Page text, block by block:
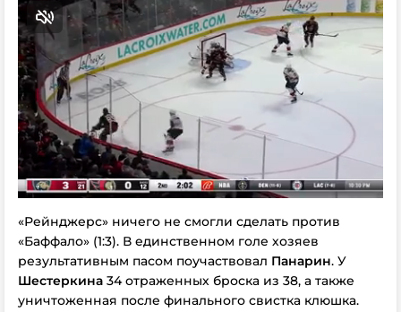
«Рейнджерс» ничего не смогли сделать против
«Баффало» (1:3). В единственном голе хозяев
результативным пасом поучаствовал Панарин. У
Шестеркина 34 отраженных броска из 38, а также
уничтоженная после финального свистка клюшка.